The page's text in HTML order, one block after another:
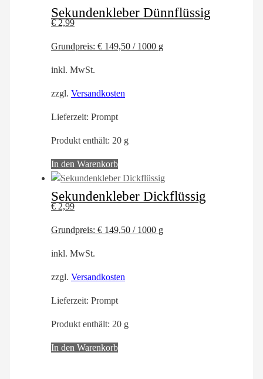
Sekundenkleber Dünnflüssig
€2,99
Grundpreis: € 149,50 / 1000 g
inkl. MwSt.
zzgl. Versandkosten
Lieferzeit: Prompt
Produkt enthält: 20 g
In den Warenkorb
Sekundenkleber Dickflüssig
€2,99
Grundpreis: € 149,50 / 1000 g
inkl. MwSt.
zzgl. Versandkosten
Lieferzeit: Prompt
Produkt enthält: 20 g
In den Warenkorb